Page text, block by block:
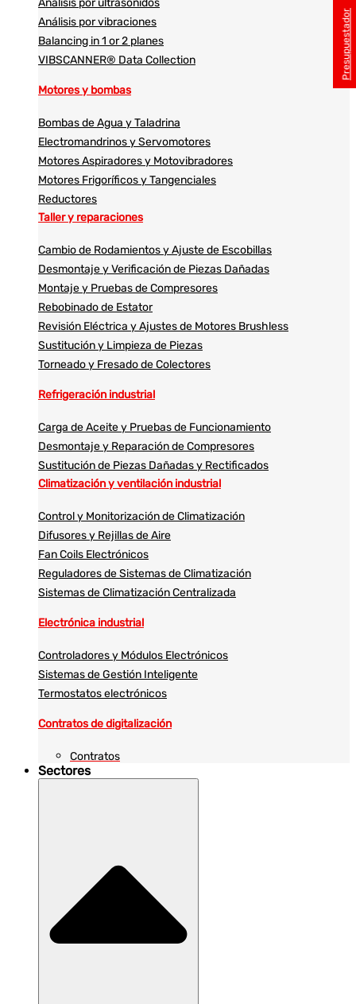
Análisis por ultrasonidos​​
Análisis por vibraciones
Balancing in 1 or 2 planes
VIBSCANNER® Data Collection
Motores y bombas
Bombas de Agua y Taladrina
Electromandrinos y Servomotores
Motores Aspiradores y Motovibradores
Motores Frigoríficos y Tangenciales
Reductores
Taller y reparaciones
Cambio de Rodamientos y Ajuste de Escobillas
Desmontaje y Verificación de Piezas Dañadas
Montaje y Pruebas de Compresores
Rebobinado de Estator
Revisión Eléctrica y Ajustes de Motores Brushless
Sustitución y Limpieza de Piezas
Torneado y Fresado de Colectores
Refrigeración industrial
Carga de Aceite y Pruebas de Funcionamiento
Desmontaje y Reparación de Compresores
Sustitución de Piezas Dañadas y Rectificados
Climatización y ventilación industrial
Control y Monitorización de Climatización
Difusores y Rejillas de Aire
Fan Coils Electrónicos
Reguladores de Sistemas de Climatización
Sistemas de Climatización Centralizada
Electrónica industrial
Controladores y Módulos Electrónicos
Sistemas de Gestión Inteligente
Termostatos electrónicos
Contratos de digitalización
Contratos
Sectores
Presupuestador